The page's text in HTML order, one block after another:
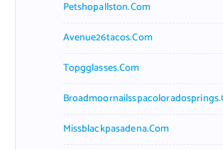
Petshopallston.com
Avenue26tacos.com
Topgglasses.com
Missblackpasadena.com